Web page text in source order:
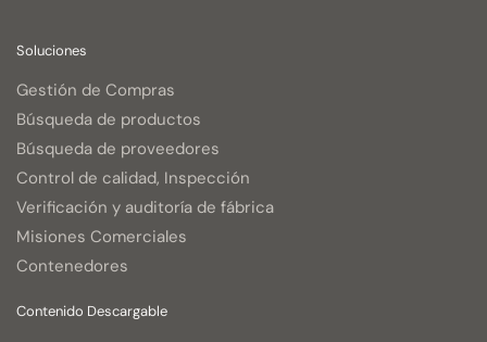
Soluciones
Gestión de Compras
Búsqueda de productos
Búsqueda de proveedores
Control de calidad, Inspección
Verificación y auditoría de fábrica
Misiones Comerciales
Contenedores
Contenido Descargable